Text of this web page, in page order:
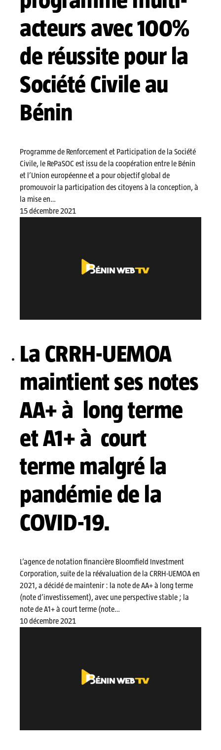
acteurs avec 100%
de réussite pour la
Société Civile au
Bénin
Programme de Renforcement et Participation de la Société
Civile, le RePaSOC est issu de la coopération entre le Bénin
et l’Union européenne et a pour objectif global de
promouvoir la participation des citoyens à la conception, à
la mise en…
15 décembre 2021
La CRRH-UEMOA
maintient ses notes
AA+ à long terme
et A1+ à court
terme malgré la
pandémie de la
COVID-19.
L’agence de notation financière Bloomfield Investment
Corporation, suite de la réévaluation de la CRRH-UEMOA en
2021, a décidé de maintenir : la note de AA+ à long terme
(note d’investissement), avec une perspective stable ; la
note de A1+ à court terme (note…
10 décembre 2021